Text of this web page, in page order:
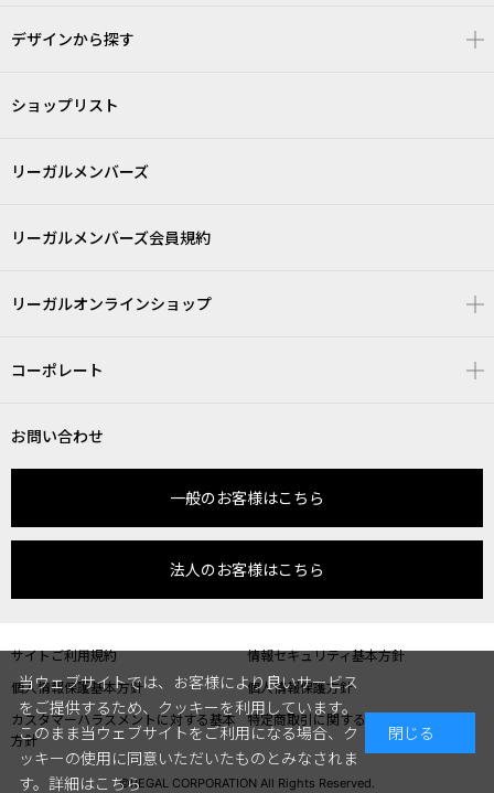
デザインから探す
ショップリスト
リーガルメンバーズ
リーガルメンバーズ会員規約
リーガルオンラインショップ
コーポレート
お問い合わせ
一般のお客様はこちら
法人のお客様はこちら
サイトご利用規約
情報セキュリティ基本方針
個人情報保護基本方針
個人情報保護方針
カスタマーハラスメントに対する基本
方針
特定商取引に関する表記
©REGAL CORPORATION All Rights Reserved.
当ウェブサイトでは、お客様により良いサービス
をご提供するため、クッキーを利用しています。
このまま当ウェブサイトをご利用になる場合、ク
ッキーの使用に同意いただいたものとみなされま
す。 詳細はこちら
閉じる